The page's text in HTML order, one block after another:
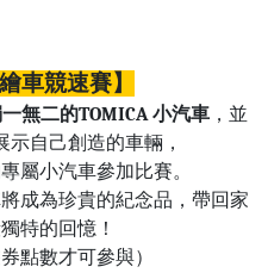
車競速賽】
無二的TOMICA 小汽車 ，並
自己創造的車輛，
屬小汽車參加比賽。
成為珍貴的紀念品，帶回家
特的回憶！
點數才可參與）